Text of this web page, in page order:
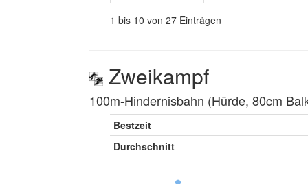
1 bis 10 von 27 Einträgen
Zweikampf
100m-Hindernisbahn (Hürde, 80cm
Bestzeit
Durchschnitt